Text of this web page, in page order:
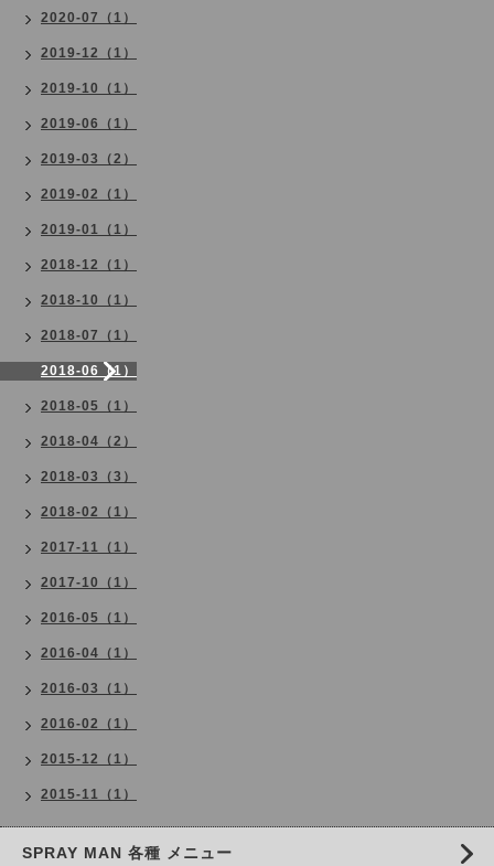
2020-07（1）
2019-12（1）
2019-10（1）
2019-06（1）
2019-03（2）
2019-02（1）
2019-01（1）
2018-12（1）
2018-10（1）
2018-07（1）
2018-06（1）
2018-05（1）
2018-04（2）
2018-03（3）
2018-02（1）
2017-11（1）
2017-10（1）
2016-05（1）
2016-04（1）
2016-03（1）
2016-02（1）
2015-12（1）
2015-11（1）
SPRAY MAN 各種 メニュー